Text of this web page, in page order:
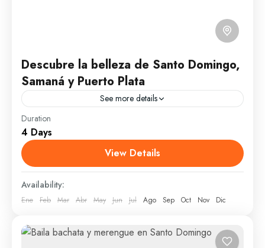
Descubre la belleza de Santo Domingo,
Samaná y Puerto Plata
See more details
Santa Bárbara de Samaná es una provincia ubicada
en la zona este de República Dominicana. Es muy
conocida y celebrada por la belleza insólita de...
Puerto Plata
1 Person
Duration
4 Days
View Details
Availability:
Ene Feb Mar Abr May Jun Jul Ago Sep Oct Nov Dic